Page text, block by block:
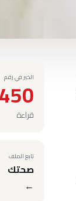
الخبر في رقم
450
قراءة
تابع الملف
صحتك
←